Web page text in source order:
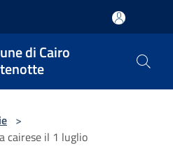
di Cairo
>
cairese il 1 luglio